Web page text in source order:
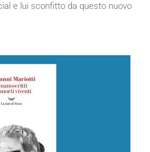
e lui sconfitto da questo nuovo